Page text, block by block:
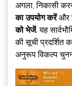
अगला, निकासी
का उपयोग करेंऔर
को भेजें. यह
की सूची प्रदर्शित
अनुरूप विकल्प